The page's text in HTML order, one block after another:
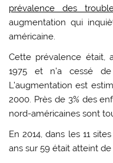
prévalence des
augmentation qui
américaine.
Cette prévalence était,
1975 et n’a cessé
L’augmentation est
2000. Près de 3% des
nord-américaines sont
En 2014, dans les 11
ans sur 59 était atteint